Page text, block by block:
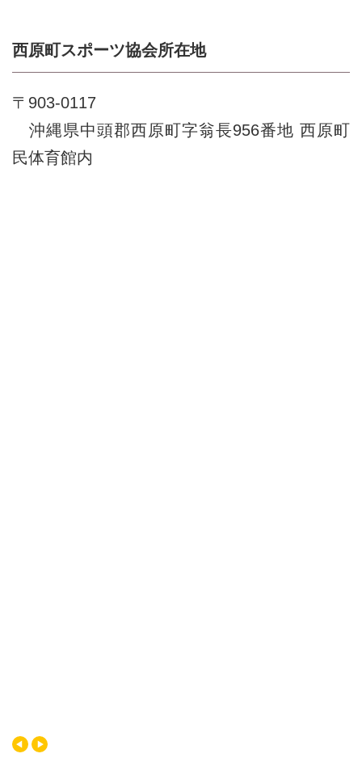
西原町スポーツ協会所在地
〒903-0117
沖縄県中頭郡西原町字翁長956番地 西原町
民体育館内